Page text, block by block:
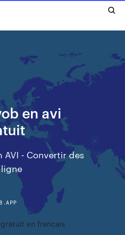
en avi
AVI - Convertir des
en francais